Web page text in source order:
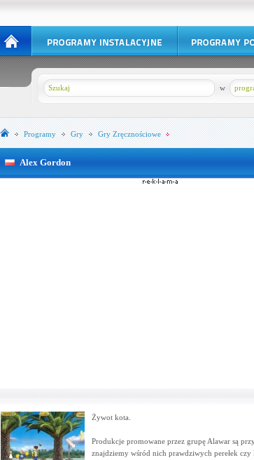
w
Programy Gry Gry Zręcznościowe
Alex Gordon
Żywot kota.
Produkcje promowane przez grupę Alawar są
znajdziemy wśród nich prawdziwych perełek czy